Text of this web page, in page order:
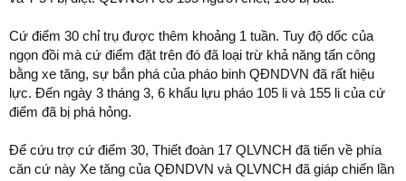
Cứ điểm 30 chỉ trụ được thêm khoảng 1 tuần. Tuy độ dốc của
ngọn đồi mà cứ điểm đặt trên đó đã loại trừ khả năng tấn công
bằng xe tăng, sự bắn phá của pháo binh QĐNDVN đã rất hiệu
lực. Đến ngày 3 tháng 3, 6 khẩu lựu pháo 105 li và 155 li của cứ
điểm đã bị phá hỏng.
Để cứu trợ cứ điểm 30, Thiết đoàn 17 QLVNCH đã tiến về phía
căn cứ này Xe tăng của QĐNDVN và QLVNCH đã giáp chiến lần